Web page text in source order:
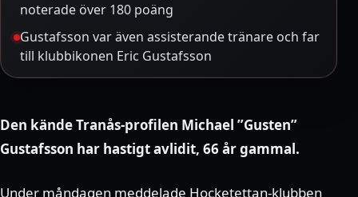
noterade över 180 poäng
Gustafsson var även assisterande tränare och far
till klubbikonen Eric Gustafsson
Den kände Tranås-profilen Michael ”Gusten”
Gustafsson har hastigt avlidit, 66 år gammal.
Under måndagen meddelade Hocketettan-klubben